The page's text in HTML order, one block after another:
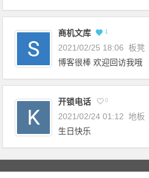
商机文库 1
2021/02/25 18:06 板凳
博客很棒 欢迎回访我哦
开锁电话 0
2021/02/24 01:12 地板
生日快乐